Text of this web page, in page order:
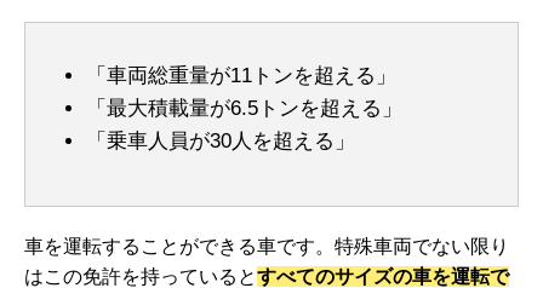
「車両総重量が11トンを超える」
「最大積載量が6.5トンを超える」
「乗車人員が30人を超える」
車を運転することができる車です。特殊車両でない限り
はこの免許を持っているとすべてのサイズの車を運転で